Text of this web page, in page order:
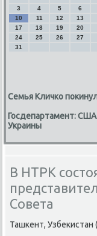
3
4 5 6
10
11 12 13
17
18 19 20
24
25 26 27
31
Семья Кличко
Госдепартамент:
Украины
В НТРК
Совета
Ташкент, Узбекистан